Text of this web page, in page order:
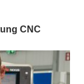
CNC